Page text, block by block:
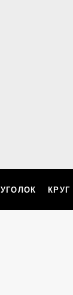
УГОЛОК КРУГ